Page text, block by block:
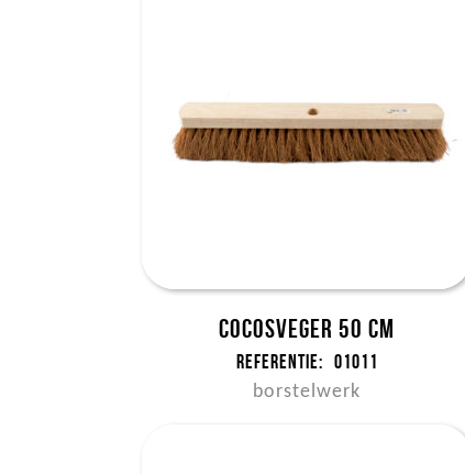
Cocosveger 50 cm
Referentie: 01011
borstelwerk